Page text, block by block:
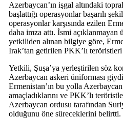
Azerbaycan’ın işgal altındaki
başlattığı operasyonlar başarılı
operasyonlar karşısında ezilen
daha imza attı. İsmi açıklanmayan
yetkiliden alınan bilgiye göre,
Irak’tan getirilen PKK’lı
Yetkili, Şuşa’ya yerleştirilen söz
Azerbaycan askeri üniforması
Ermenistan’ın bu yolla
amaçladıklarını ve PKK’lı
Azerbaycan ordusu tarafından
olduğunu öne süreceklerini belirtti.